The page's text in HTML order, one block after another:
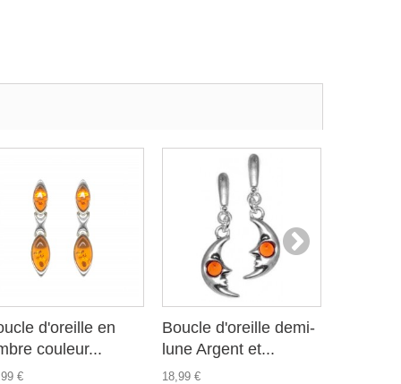
d'oreille en
couleur...
€
Boucle d'oreille demi-
lune Argent et...
18,99 €